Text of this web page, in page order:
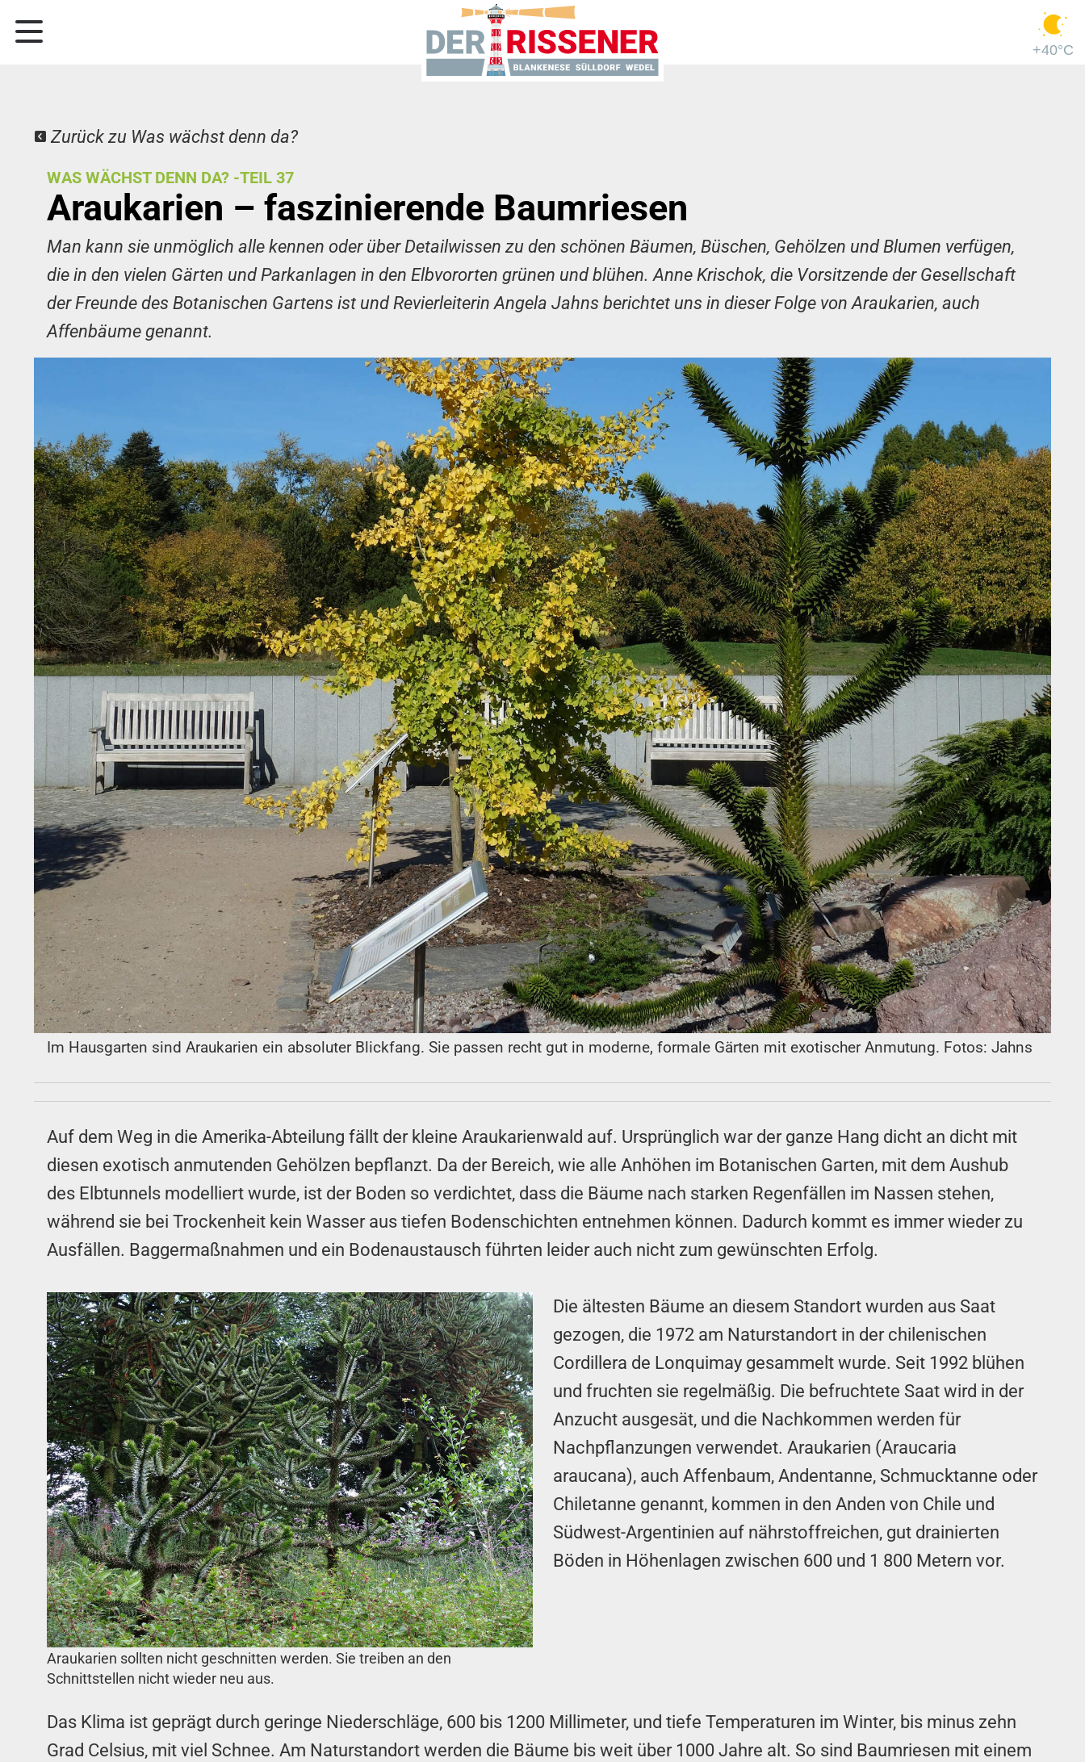
+40°C
Zurück zu Was wächst denn da?
WAS WÄCHST DENN DA? -TEIL 37
Araukarien – faszinierende Baumriesen
Man kann sie unmöglich alle kennen oder über Detailwissen zu den schönen Bäumen, Büschen, Gehölzen und Blumen verfügen,
die in den vielen Gärten und Parkanlagen in den Elbvororten grünen und blühen. Anne Krischok, die Vorsitzende der Gesellschaft
der Freunde des Botanischen Gartens ist und Revierleiterin Angela Jahns berichtet uns in dieser Folge von Araukarien, auch
Affenbäume genannt.
Im Hausgarten sind Araukarien ein absoluter Blickfang. Sie passen recht gut in moderne, formale Gärten mit exotischer Anmutung. Fotos: Jahns
Auf dem Weg in die Amerika-Abteilung fällt der kleine Araukarienwald auf. Ursprünglich war der ganze Hang dicht an dicht mit
diesen exotisch anmutenden Gehölzen bepflanzt. Da der Bereich, wie alle Anhöhen im Botanischen Garten, mit dem Aushub
des Elbtunnels modelliert wurde, ist der Boden so verdichtet, dass die Bäume nach starken Regenfällen im Nassen stehen,
während sie bei Trockenheit kein Wasser aus tiefen Bodenschichten entnehmen können. Dadurch kommt es immer wieder zu
Ausfällen. Baggermaßnahmen und ein Bodenaustausch führten leider auch nicht zum gewünschten Erfolg.
Araukarien sollten nicht geschnitten werden. Sie treiben an den
Schnittstellen nicht wieder neu aus.
Die ältesten Bäume an diesem Standort wurden aus Saat
gezogen, die 1972 am Naturstandort in der chilenischen
Cordillera de Lonquimay gesammelt wurde. Seit 1992 blühen
und fruchten sie regelmäßig. Die befruchtete Saat wird in der
Anzucht ausgesät, und die Nachkommen werden für
Nachpflanzungen verwendet. Araukarien (Araucaria
araucana), auch Affenbaum, Andentanne, Schmucktanne oder
Chiletanne genannt, kommen in den Anden von Chile und
Südwest-Argentinien auf nährstoffreichen, gut drainierten
Böden in Höhenlagen zwischen 600 und 1 800 Metern vor.
Das Klima ist geprägt durch geringe Niederschläge, 600 bis 1200 Millimeter, und tiefe Temperaturen im Winter, bis minus zehn
Grad Celsius, mit viel Schnee. Am Naturstandort werden die Bäume bis weit über 1000 Jahre alt. So sind Baumriesen mit einem